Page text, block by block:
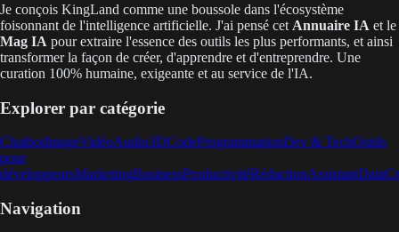
Je conçois KingLand comme une boussole dans l'écosystème
foisonnant de l'intelligence artificielle. J'ai pensé cet Annuaire IA et le
Mag IA pour extraire l'essence des outils les plus performants, et ainsi
transformer la façon de créer, d'apprendre et d'entreprendre. Une
curation 100% humaine, exigeante et au service de l'IA.
Explorer par catégorie
ChatbotImageVidéoAudio3DCodeProgrammationDev & TechOutils
pour
développeursMarketingBusinessProductivitéRédactionAssistantData
Navigation